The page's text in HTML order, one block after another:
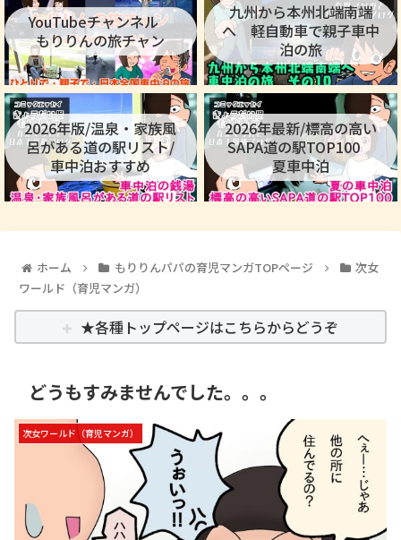
YouTubeチャンネル
もりりんの旅チャン
九州から本州北端南端
へ 軽自動車で親子車中
泊の旅
2026年版/温泉・家族風
呂がある道の駅リスト/
車中泊おすすめ
2026年最新/標高の高い
SAPA道の駅TOP100
夏車中泊
ホーム もりりんパパの育児マンガTOPページ
次女
ワールド（育児マンガ）
★各種トップページはこちらからどうぞ
どうもすみませんでした。。。
次女ワールド（育児マンガ）